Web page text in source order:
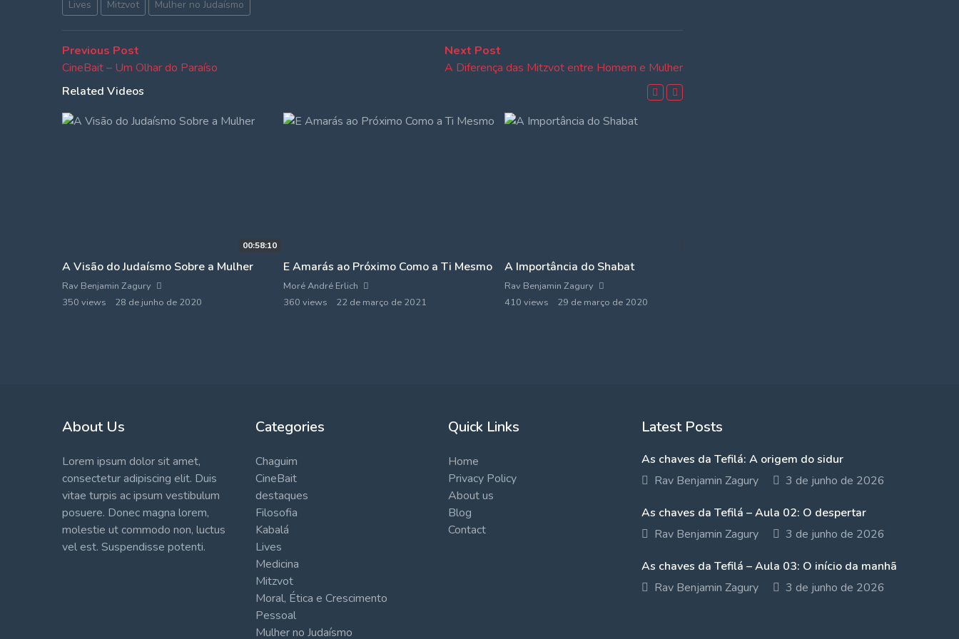
Lives Mitzvot Mulher no Judaísmo
Navegação
de
Post
Previous Post
post:
CineBait – Um Olhar do Paraíso
Next Post
post:
A Diferença das Mitzvot entre Homem e Mulher
Related Videos
00:58:10
A Visão do Judaísmo Sobre a Mulher
Rav Benjamin Zagury
350 views
28 de junho de 2020
E Amarás ao Próximo Como a Ti Mesmo
Moré André Erlich
360 views
22 de março de 2021
A Importância do Shabat
Rav Benjamin Zagury
410 views
29 de março de 2020
About Us
Lorem ipsum dolor sit amet,
consectetur adipiscing elit. Duis
vitae turpis ac ipsum vestibulum
posuere. Donec magna lorem,
molestie ut commodo non, luctus
vel est. Suspendisse potenti.
Categories
Chaguim
CineBait
destaques
Filosofia
Kabalá
Lives
Medicina
Mitzvot
Moral, Ética e Crescimento
Pessoal
Mulher no Judaísmo
Quick Links
Home
Privacy Policy
About us
Blog
Contact
Latest Posts
As chaves da Tefilá: A origem do sidur
Rav Benjamin Zagury
3 de junho de 2026
As chaves da Tefilá – Aula 02: O despertar
Rav Benjamin Zagury
3 de junho de 2026
As chaves da Tefilá – Aula 03: O início da manhã
Rav Benjamin Zagury
3 de junho de 2026